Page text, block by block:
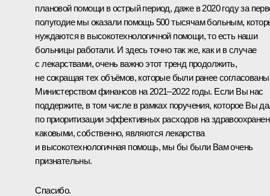
плановой помощи в острый период, даже в 2020 году за
полугодие мы оказали помощь 500 тысячам больным,
нуждаются в высокотехнологичной помощи, то есть наши
больницы работали. И здесь точно так же, как и в случае
с лекарствами, очень важно этот тренд продолжить,
не сокращая тех объёмов, которые были ранее согласованы
Министерством финансов на 2021–2022 годы. Если Вы нас
поддержите, в том числе в рамках поручения, которое Вы
по приоритизации эффективных расходов на
каковыми, собственно, являются лекарства
и высокотехнологичная помощь, мы бы были Вам очень
признательны.
Спасибо.